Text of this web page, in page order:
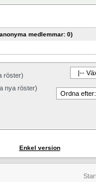
medlemmar: 0)
röster)
nya röster)
Enkel version